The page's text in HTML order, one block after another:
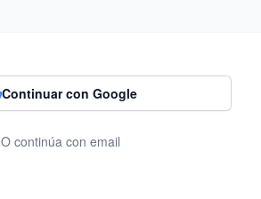
Continuar con Google
O continúa con email